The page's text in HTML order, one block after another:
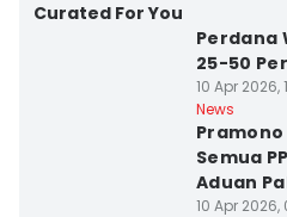
Curated For You
Perdana
25-50
10 Apr 2026,
News
Semua
Aduan
10 Apr 2026,